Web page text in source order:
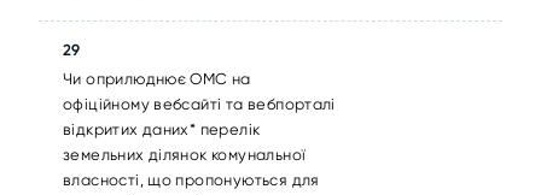
29
Чи оприлюднює ОМС на
офіційному вебсайті та вебпорталі
відкритих даних* перелік
земельних ділянок комунальної
власності, що пропонуються для